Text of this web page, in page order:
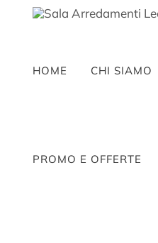
HOME CHI SIAMO
PROMO E OFFERTE